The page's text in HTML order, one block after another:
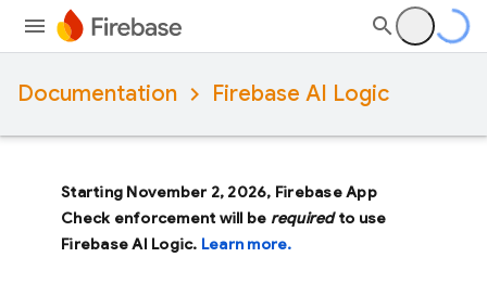
Documentation Firebase AI Logic
Starting November 2, 2026, Firebase App
Check enforcement will be requiredto use
Firebase AI Logic. Learn more.